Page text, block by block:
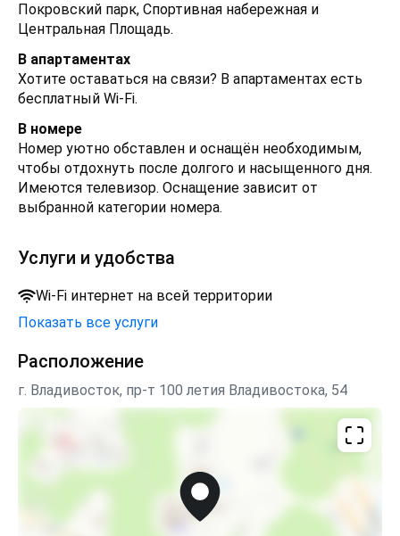
Покровский парк, Спортивная набережная и
Центральная Площадь.
В апартаментах
Хотите оставаться на связи? В апартаментах есть
бесплатный Wi-Fi.
В номере
Номер уютно обставлен и оснащён необходимым,
чтобы отдохнуть после долгого и насыщенного дня.
Имеются телевизор. Оснащение зависит от
выбранной категории номера.
Услуги и удобства
Wi-Fi интернет на всей территории
Показать все услуги
Расположение
г. Владивосток, пр-т 100 летия Владивостока, 54